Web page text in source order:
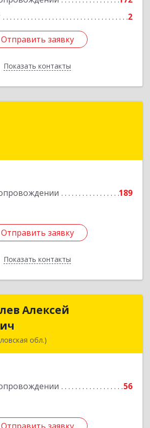
2
Отправить заявку
Показать контакты
Отправить заявку
Назад
189
Отправить заявку
Показать контакты
обл, Березовский г,
Отправить заявку
Назад
Алексей
обл.)
56
ИП Хрущелев Алексей
Подробнее